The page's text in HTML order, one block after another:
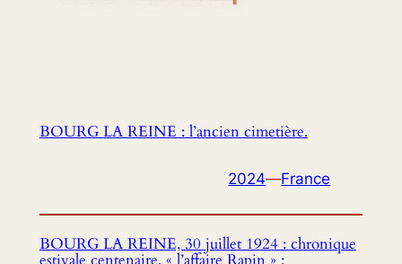
BOURG LA REINE : l’ancien cimetière.
2024—France
BOURG LA REINE, 30 juillet 1924 : chronique